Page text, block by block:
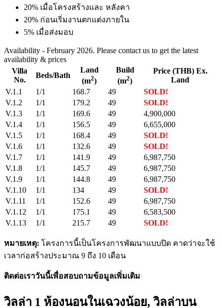
20% เมื่อโครงสร้างและ หลังคา
20% ก่อนเริ่มงานตกแต่งภายใน
5% เมื่อส่งมอบ
Availability - February 2026. Please contact us to get the latest
availability & prices
Villa
No.
Beds/Bath
Land
(m2)
Build
(m2)
Price (THB) Ex.
Land
V.1.1
1/1 168.7 49
SOLD!
V.1.2
1/1 179.2 49
SOLD!
V.1.3
1/1 169.6 49
4,900,000
V.1.4
1/1 156.5 49
6,655,000
V.1.5
1/1 168.4 49
SOLD!
V.1.6
1/1 132.6 49
SOLD!
V.1.7
1/1 141.9 49
6,987,750
V.1.8
1/1 145.7 49
6,987,750
V.1.9
1/1 144.8 49
6,987,750
V.1.10
1/1 134 49
SOLD!
V.1.11
1/1 152.6 49
6,987,750
V.1.12
1/1 175.1 49
6,583,500
V.1.13
1/1 215.7 49 SOLD!
หมายเหตุ: โครงการนี้เป็นโครงการพัฒนาแบบปิด คาดว่าจะใช้
เวลาก่อสร้างประมาณ 9 ถึง 10 เดือน
ติดต่อเราวันนี้เพื่อสอบถามข้อมูลเพิ่มเติม
วิลล่า 1 ห้องนอนในเฉวงน้อย, วิลล่าบน